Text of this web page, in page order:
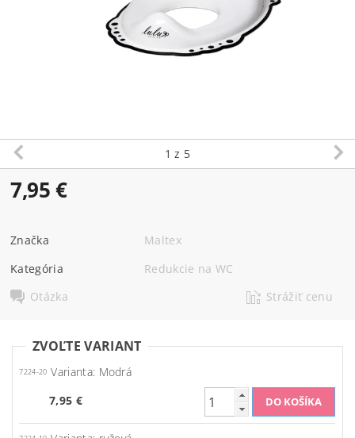
1 z 5
7,95 €
Značka
Maltex
Kategória
Redukcie na WC
Otázka
Strážiť cenu
ZVOĽTE VARIANT
7224-20 Varianta: Modrá
7,95 €